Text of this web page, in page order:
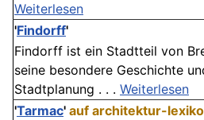
Weiterlesen
'Findorff'
Findorff ist ein Stadtteil von
seine besondere Geschichte
Stadtplanung . . . Weiterlesen
'Tarmac' auf architektur-